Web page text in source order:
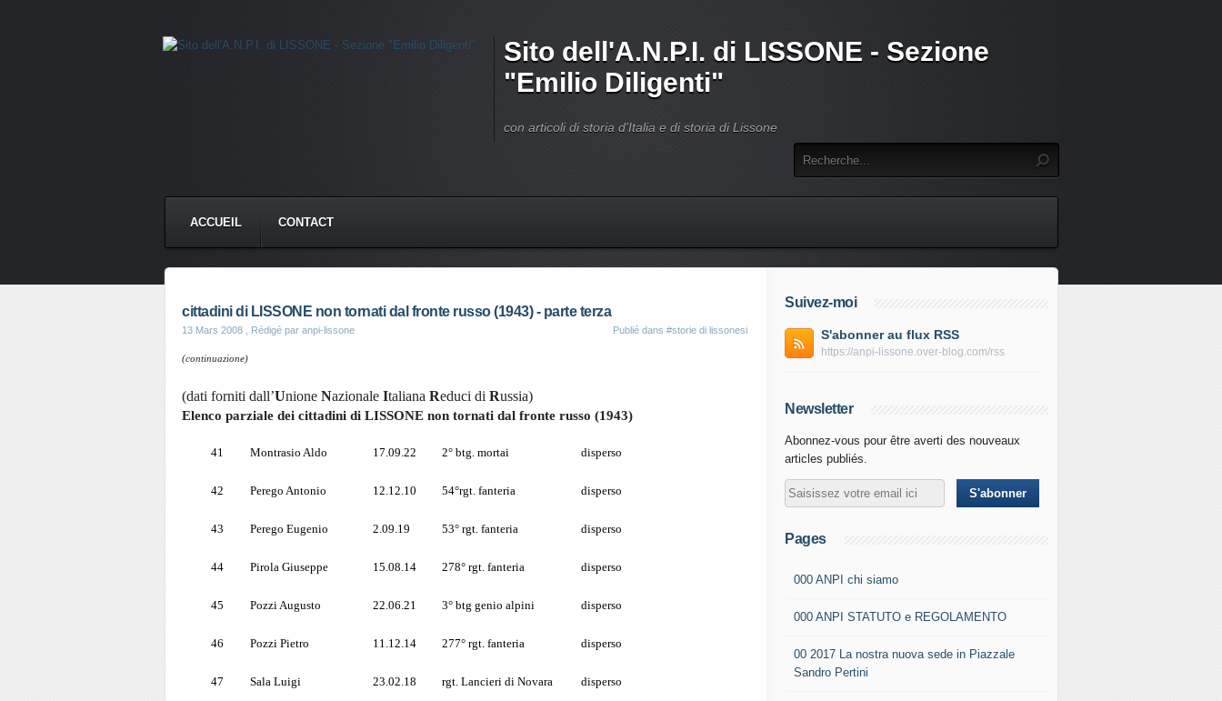
Sito dell'A.N.P.I. di LISSONE - Sezione
"Emilio Diligenti"
con articoli di storia d'Italia e di storia di Lissone
ACCUEIL CONTACT
cittadini di LISSONE non tornati dal fronte russo (1943) - parte terza
13 Mars 2008 , Rédigé par anpi-lissone Publié dans #storie di lissonesi
(continuazione)
(dati forniti dall’Unione Nazionale Italiana Reduci di Russia)
Elenco parziale dei cittadini di LISSONE non tornati dal fronte russo (1943)
41 Montrasio Aldo 17.09.22 2° btg. mortai disperso
42 Perego Antonio 12.12.10 54°rgt. fanteria disperso
43 Perego Eugenio 2.09.19 53° rgt. fanteria disperso
44 Pirola Giuseppe 15.08.14 278° rgt. fanteria disperso
45 Pozzi Augusto 22.06.21 3° btg genio alpini disperso
46 Pozzi Pietro 11.12.14 277° rgt. fanteria disperso
47 Sala Luigi 23.02.18 rgt. Lancieri di Novara disperso
Suivez-moi
S'abonner au flux RSS
https://anpi-lissone.over-blog.com/rss
Newsletter
Abonnez-vous pour être averti des nouveaux
articles publiés.
Pages
000 ANPI chi siamo
000 ANPI STATUTO e REGOLAMENTO
00 2017 La nostra nuova sede in Piazzale
Sandro Pertini